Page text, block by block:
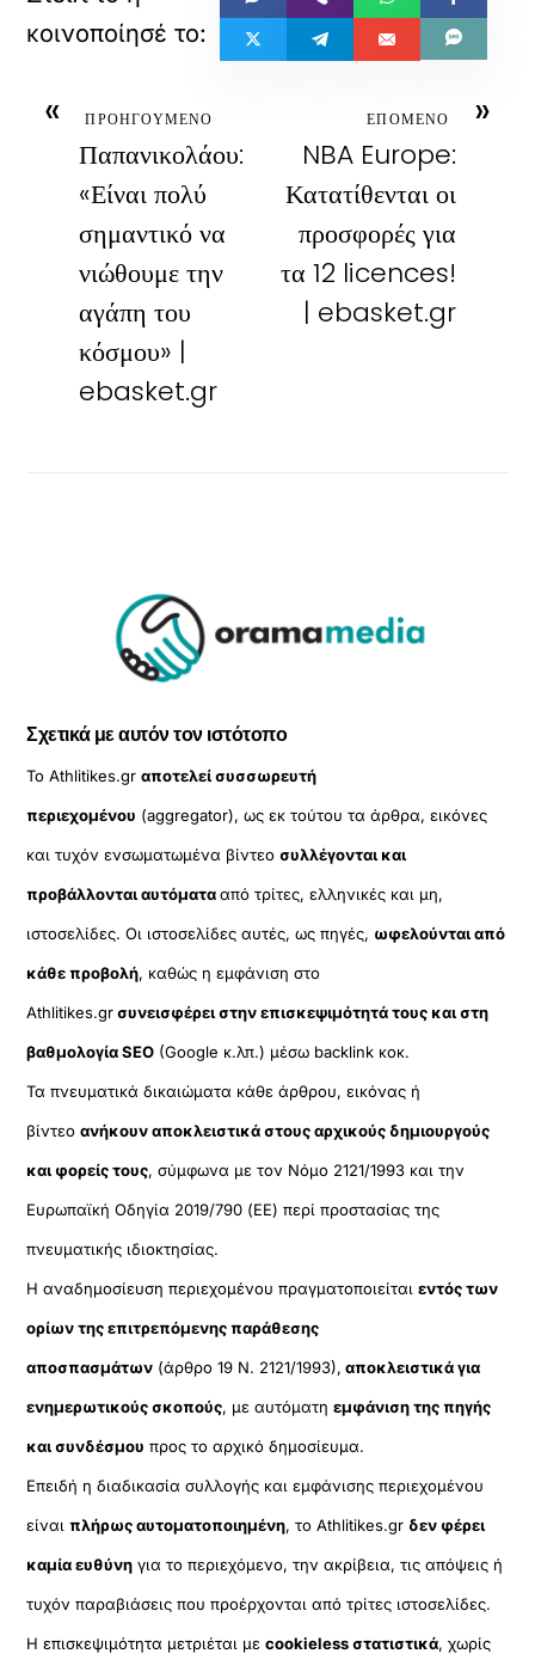
« ΠΡΟΗΓΟΥΜΕΝΟ
Παπανικολάου:
«Είναι πολύ
σημαντικό να
νιώθουμε την
αγάπη του
κόσμου» |
ebasket.gr
»
ΕΠΟΜΕΝΟ
NBA Europe:
Κατατίθενται οι
προσφορές για
τα 12 licences!
| ebasket.gr
Σχετικά με αυτόν τον ιστότοπο
Το Athlitikes.grαποτελεί συσσωρευτή
περιεχομένου (aggregator), ως εκ τούτου τα άρθρα, εικόνες
και τυχόν ενσωματωμένα βίντεοσυλλέγονται και
προβάλλονται αυτόματααπό τρίτες, ελληνικές και μη,
ιστοσελίδες. Οι ιστοσελίδες αυτές, ως πηγές, ωφελούνται από
κάθε προβολή, καθώς η εμφάνιση στο
Athlitikes.grσυνεισφέρει στην επισκεψιμότητά τους και στη
βαθμολογία SEO (Google κ.λπ.) μέσω backlink κοκ.
Τα πνευματικά δικαιώματα κάθε άρθρου, εικόνας ή
βίντεοανήκουν αποκλειστικά στους αρχικούς δημιουργούς
και φορείς τους, σύμφωνα με τον Νόμο 2121/1993 και την
Ευρωπαϊκή Οδηγία 2019/790 (ΕΕ) περί προστασίας της
πνευματικής ιδιοκτησίας.
Η αναδημοσίευση περιεχομένου πραγματοποιείταιεντός των
ορίων της επιτρεπόμενης παράθεσης
αποσπασμάτων (άρθρο 19 Ν. 2121/1993), αποκλειστικά για
ενημερωτικούς σκοπούς, με αυτόματηεμφάνιση της πηγής
και συνδέσμου προς το αρχικό δημοσίευμα.
Επειδή η διαδικασία συλλογής και εμφάνισης περιεχομένου
είναιπλήρως αυτοματοποιημένη, το Athlitikes.gr δεν φέρει
καμία ευθύνη για το περιεχόμενο, την ακρίβεια, τις απόψεις ή
τυχόν παραβιάσεις που προέρχονται από τρίτες ιστοσελίδες.
Η επισκεψιμότητα μετριέται μεcookieless στατιστικά, χωρίς